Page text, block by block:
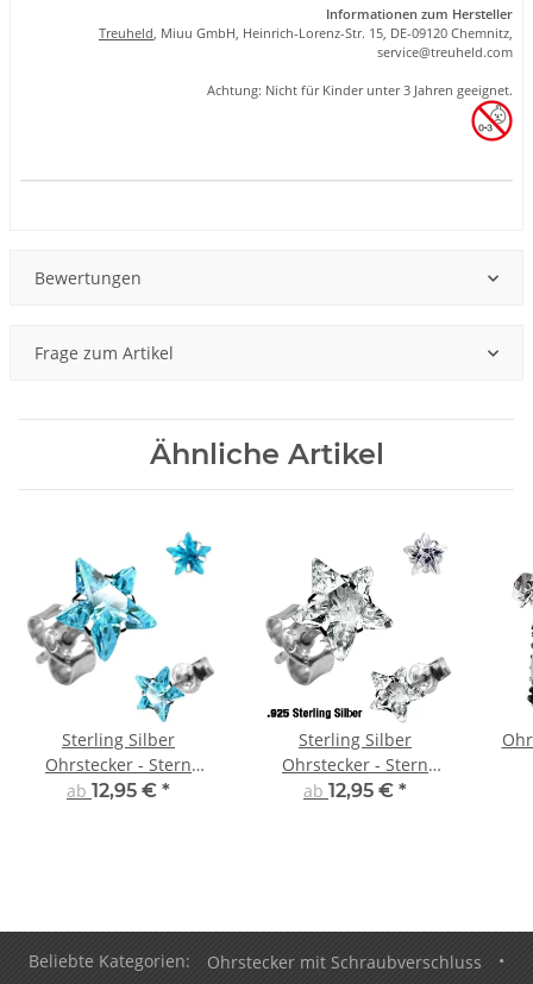
Informationen zum Hersteller
Treuheld, Miuu GmbH, Heinrich-Lorenz-Str. 15, DE-09120 Chemnitz,
service@treuheld.com
Achtung: Nicht für Kinder unter 3 Jahren geeignet.
Bewertungen
Frage zum Artikel
Ähnliche Artikel
Sterling Silber
Ohrstecker - Stern
Kristall - Türkis
ab 12,95 € *
Sterling Silber
Ohrstecker - Stern
Kristall
ab 12,95 € *
Beliebte Kategorien: Ohrstecker mit Schraubverschluss
•